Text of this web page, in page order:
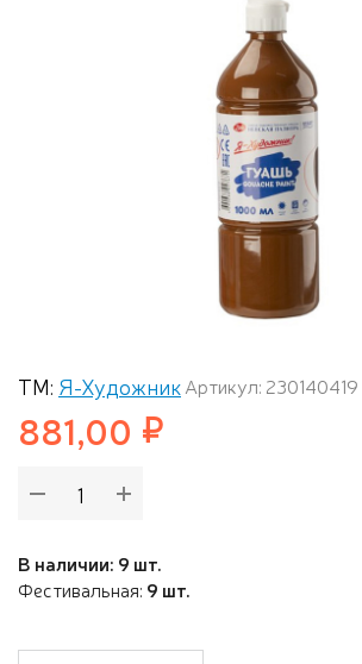
ТМ: Я-ХудожникАртикул: 230140419
881,00
В наличии: 9 шт.
Фестивальная: 9 шт.